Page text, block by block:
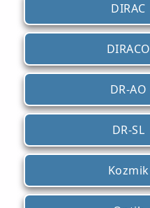
DIRAC
DIRACO
DR-AO
DR-SL
Kozmik